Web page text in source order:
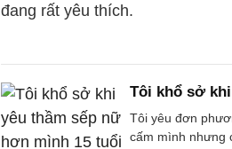
đang rất yêu thích.
Tôi khổ sở
Tôi yêu đơn
cấm mình nhưng